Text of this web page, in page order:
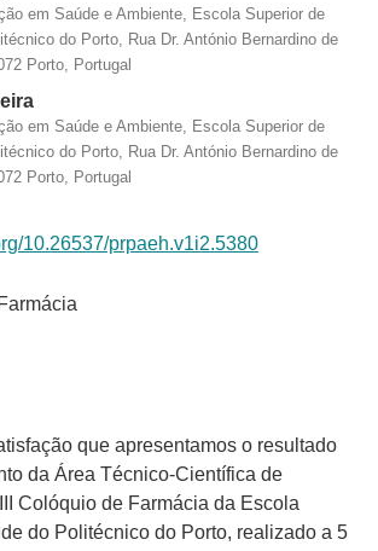
em Saúde e Ambiente, Escola Superior de
do Porto, Rua Dr. António Bernardino de
Porto, Portugal
em Saúde e Ambiente, Escola Superior de
do Porto, Rua Dr. António Bernardino de
Porto, Portugal
10.26537/prpaeh.v1i2.5380
Farmácia
que apresentamos o resultado
da Área Técnico-Científica de
Colóquio de Farmácia da Escola
do Politécnico do Porto, realizado a 5